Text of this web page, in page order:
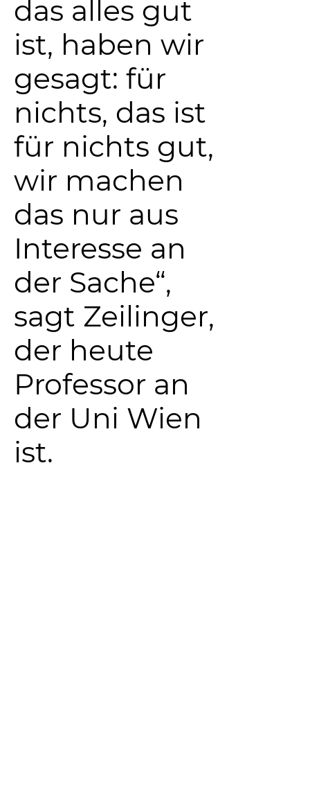
das alles gut
ist, haben wir
gesagt: für
nichts, das ist
für nichts gut,
wir machen
das nur aus
Interesse an
der Sache“,
sagt Zeilinger,
der heute
Professor an
der Uni Wien
ist.